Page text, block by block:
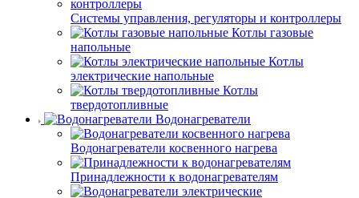
Системы управления, регуляторы и контроллеры
Котлы газовые
напольные
Котлы
электрические напольные
Котлы
твердотопливные
Водонагреватели
Водонагреватели косвенного нагрева
Принадлежности к водонагревателям